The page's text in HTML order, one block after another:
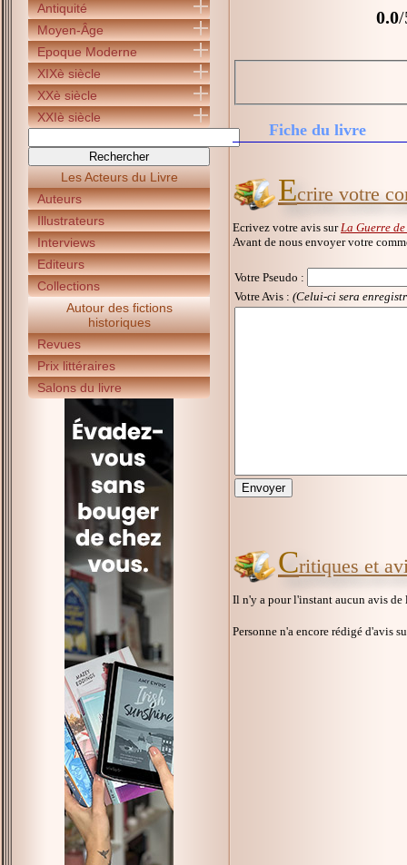
Antiquité
Moyen-Âge
Epoque Moderne
XIXè siècle
XXè siècle
XXIè siècle
Les Acteurs du Livre
Auteurs
Illustrateurs
Interviews
Editeurs
Collections
Autour des fictions
historiques
Revues
Prix littéraires
Salons du livre
0.0/
Fiche du livre
Ecrire votre
Ecrivez votre avis sur La Guerre
Avant de nous envoyer votre
Votre Pseudo :
Votre Avis : (Celui-ci sera
Critiques et
Il n'y a pour l'instant aucun avis
Personne n'a encore rédigé d'avis